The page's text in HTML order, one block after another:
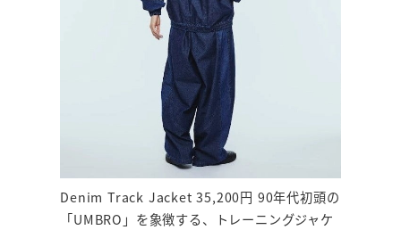
Denim Track Jacket 35,200円 90年代初頭の
「UMBRO」を象徴する、トレーニングジャケ